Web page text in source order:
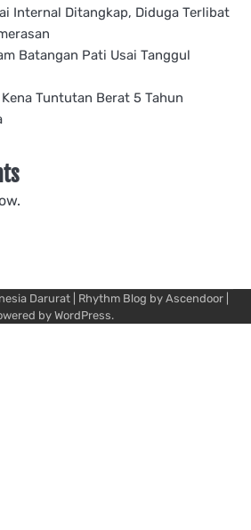
Internal Ditangkap, Diduga Terlibat
Batangan Pati Usai Tanggul
Tuntutan Berat 5 Tahun
Darurat | Rhythm Blog by Ascendoor
by WordPress.